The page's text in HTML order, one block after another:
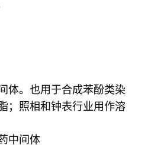
体。也用于合成苯酚类染
；照相和钟表行业用作溶
中间体